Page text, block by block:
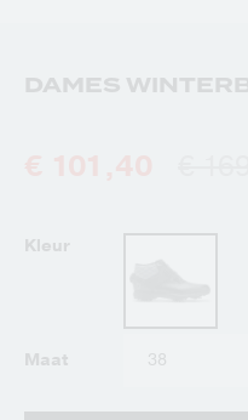
DAMES
Kleur
Maat